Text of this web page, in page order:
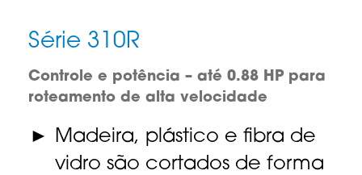
Série 310R
Controle e potência – até 0.88 HP para
roteamento de alta velocidade
Madeira, plástico e fibra de
vidro são cortados de forma